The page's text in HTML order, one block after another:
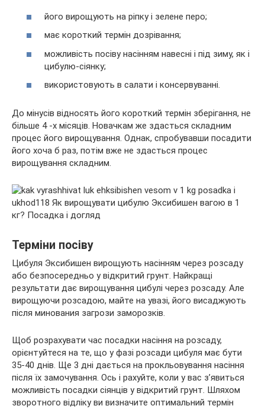
його вирощують на ріпку і зелене перо;
має короткий термін дозрівання;
можливість посіву насінням навесні і під зиму, як і
цибулю-сіянку;
використовують в салати і консервуванні.
До мінусів відносять його короткий термін зберігання, не
більше 4 -х місяців. Новачкам же здасться складним
процес його вирощування. Однак, спробувавши посадити
його хоча б раз, потім вже не здасться процес
вирощування складним.
Терміни посіву
Цибуля Эксибишен вирощують насінням через розсаду
або безпосередньо у відкритий грунт. Найкращі
результати дає вирощування цибулі через розсаду. Але
вирощуючи розсадою, майте на увазі, його висаджують
після минования загрози заморозків.
Щоб розрахувати час посадки насіння на розсаду,
орієнтуйтеся на те, що у фазі розсади цибуля має бути
35-40 днів. Ще 3 дні дається на прокльовування насіння
після їх замочування. Ось і рахуйте, коли у вас з’явиться
можливість посадки сіянців у відкритий грунт. Шляхом
зворотного відліку ви визначите оптимальний термін